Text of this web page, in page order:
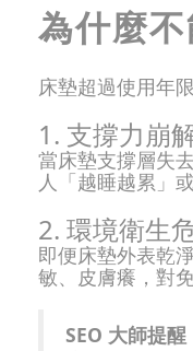
為什麼
床墊超過使用年
1. 支撐力崩
當床墊支撐層失
人「越睡越累」
2. 環境衛生
即便床墊外表乾
敏、皮膚癢，對
SEO 大師提醒